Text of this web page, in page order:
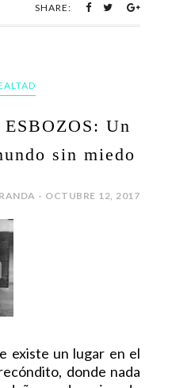
SHARE:
ESBOZOS: Un
sin miedo
- OCTUBRE 12, 2017
un lugar en el
donde nada